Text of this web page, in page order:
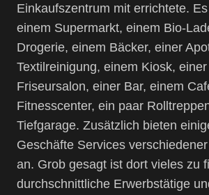
Einkaufszentrum mit errichtete.
einem Supermarkt, einem Bio-
Drogerie, einem Bäcker, einer
Textilreinigung, einem Kiosk,
Friseursalon, einer Bar, einem
Fitnesscenter, ein paar
Tiefgarage. Zusätzlich bieten
Geschäfte Services
an. Grob gesagt ist dort vieles zu
durchschnittliche Erwerbstätige